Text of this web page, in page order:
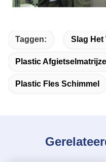
Taggen: Slag Het
Plastic
Plastic Fles Schimmel